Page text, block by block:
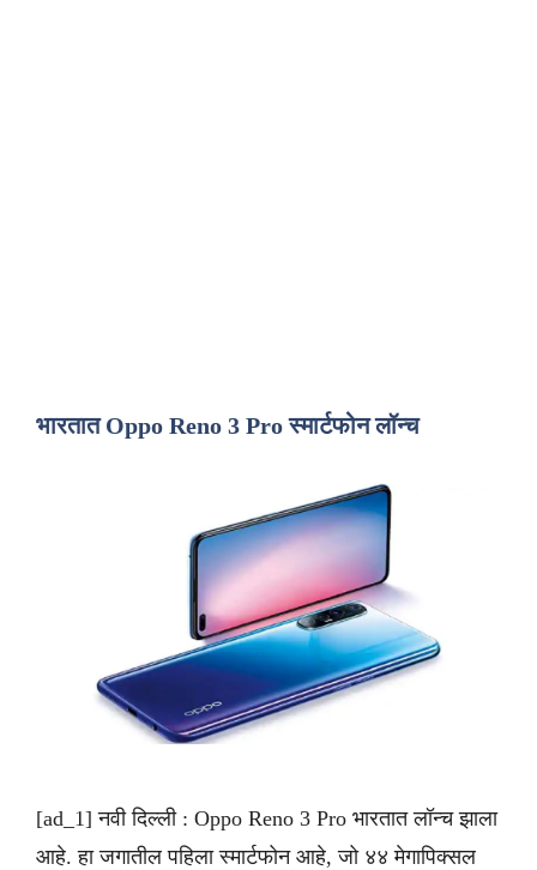
भारतात Oppo Reno 3 Pro स्मार्टफोन लॉन्च
[ad_1] नवी दिल्ली : Oppo Reno 3 Pro भारतात लॉन्च झाला
आहे. हा जगातील पहिला स्मार्टफोन आहे, जो ४४ मेगापिक्सल